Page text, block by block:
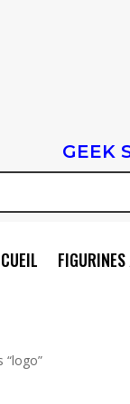
GEEK
“logo”